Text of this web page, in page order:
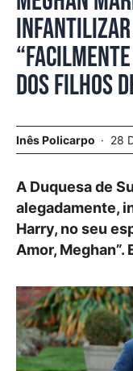
infantilizar
dos filhos
Inês Policarpo 28
A Duquesa de
alegadamente,
Harry, no seu
Amor, Meghan”.